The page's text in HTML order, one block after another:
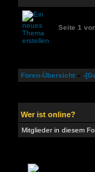
Seite 1
Foren-Übersicht » -
Wer ist online?
Mitglieder in diesem